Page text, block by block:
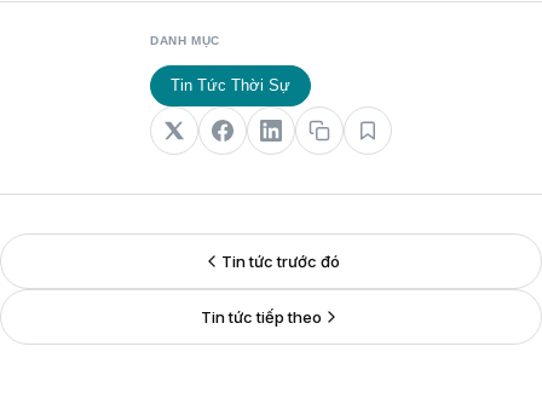
DANH MỤC
Tin Tức Thời Sự
Tin tức trước đó
Tin tức tiếp theo